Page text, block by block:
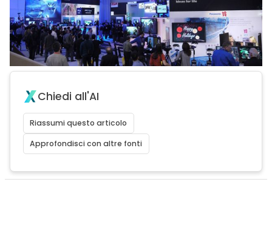
Chiedi all'AI
Riassumi questo articolo
Approfondisci con altre fonti